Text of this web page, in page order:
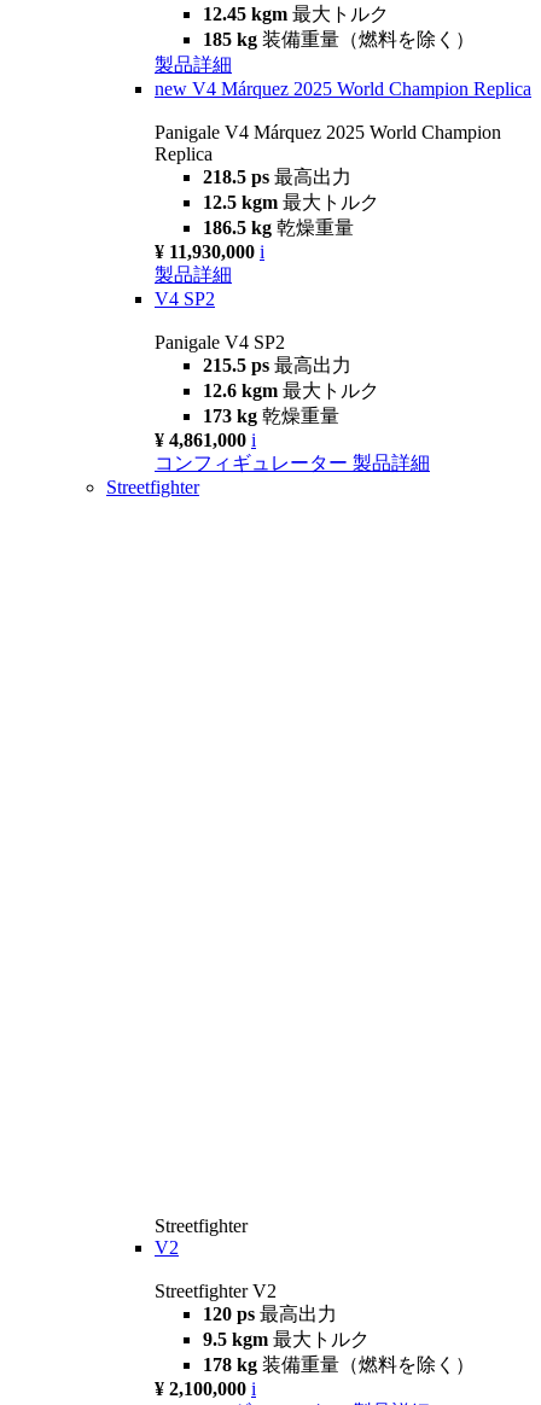
12.45 kgm 最大トルク
185 kg 装備重量（燃料を除く）
製品詳細
new V4 Márquez 2025 World Champion Replica
Panigale V4 Márquez 2025 World Champion
Replica
218.5 ps 最高出力
12.5 kgm 最大トルク
186.5 kg 乾燥重量
¥ 11,930,000 i
製品詳細
V4 SP2
Panigale V4 SP2
215.5 ps 最高出力
12.6 kgm 最大トルク
173 kg 乾燥重量
¥ 4,861,000 i
コンフィギュレーター 製品詳細
Streetfighter
Streetfighter
V2
Streetfighter V2
120 ps 最高出力
9.5 kgm 最大トルク
178 kg 装備重量（燃料を除く）
¥ 2,100,000 i